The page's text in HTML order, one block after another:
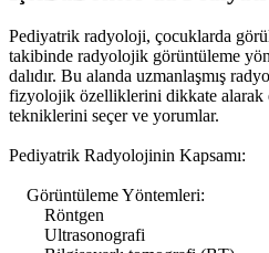
Pediyatrik radyoloji, çocuklarda
takibinde radyolojik görüntüleme
dalıdır. Bu alanda uzmanlaşmış
fizyolojik özelliklerini dikkate alarak
tekniklerini seçer ve yorumlar.
Pediyatrik Radyolojinin Kapsamı:
Görüntüleme Yöntemleri:
Röntgen
Ultrasonografi